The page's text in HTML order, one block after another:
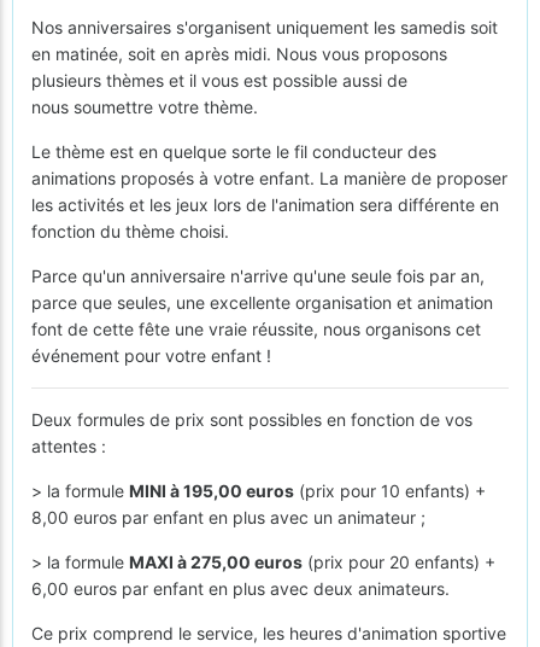
Nos anniversaires s'organisent uniquement les samedis soit
en matinée, soit en après midi. Nous vous proposons
plusieurs thèmes et il vous est possible aussi de
nous soumettre votre thème.
Le thème est en quelque sorte le fil conducteur des
animations proposés à votre enfant. La manière de proposer
les activités et les jeux lors de l'animation sera différente en
fonction du thème choisi.
Parce qu'un anniversaire n'arrive qu'une seule fois par an,
parce que seules, une excellente organisation et animation
font de cette fête une vraie réussite, nous organisons cet
événement pour votre enfant !
Deux formules de prix sont possibles en fonction de vos
attentes :
> la formule MINI à 195,00 euros (prix pour 10 enfants) +
8,00 euros par enfant en plus avec un animateur ;
> la formule MAXI à 275,00 euros (prix pour 20 enfants) +
6,00 euros par enfant en plus avec deux animateurs.
Ce prix comprend le service, les heures d'animation sportive